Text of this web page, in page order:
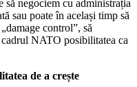
să negociem cu administrația
sau poate în același timp să
control”, să
NATO posibilitatea ca
de a crește